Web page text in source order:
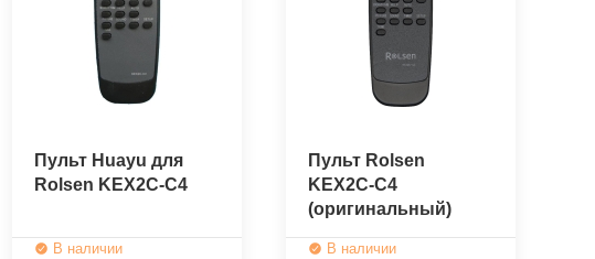
Пульт Huayu для
Rolsen KEX2C-C4
В наличии
Пульт Rolsen
KEX2C-C4
(оригинальный)
В наличии